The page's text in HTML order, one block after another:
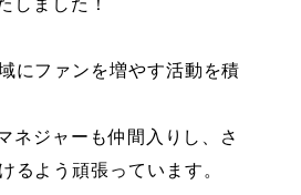
しました！
にファンを増やす活動を積
ネジャーも仲間入りし、さ
るよう頑張っています。